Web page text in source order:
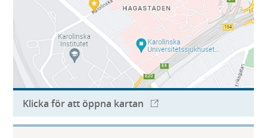
Klicka för att öppna kartan